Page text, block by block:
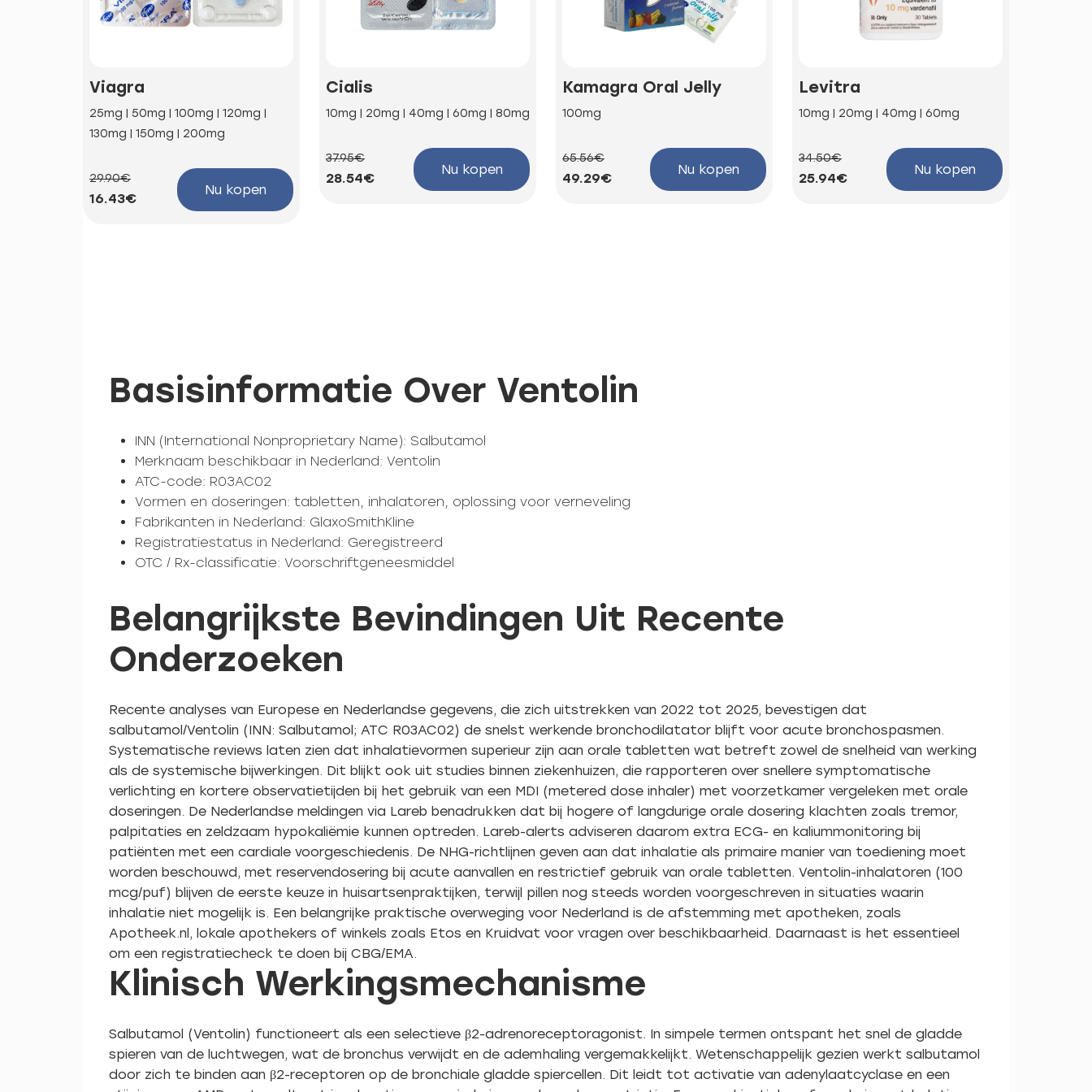
Viagra
25mg | 50mg | 100mg | 120mg |
130mg | 150mg | 200mg
29.90€
16.43€
Nu kopen
Cialis
10mg | 20mg | 40mg | 60mg | 80mg
37.95€
28.54€
Nu kopen
Kamagra Oral Jelly
100mg
65.56€
49.29€
Nu kopen
Levitra
10mg | 20mg | 40mg | 60mg
34.50€
25.94€
Nu kopen
Basisinformatie Over Ventolin
INN (International Nonproprietary Name): Salbutamol
Merknaam beschikbaar in Nederland: Ventolin
ATC-code: R03AC02
Vormen en doseringen: tabletten, inhalatoren, oplossing voor verneveling
Fabrikanten in Nederland: GlaxoSmithKline
Registratiestatus in Nederland: Geregistreerd
OTC / Rx-classificatie: Voorschriftgeneesmiddel
Belangrijkste Bevindingen Uit Recente
Onderzoeken
Recente analyses van Europese en Nederlandse gegevens, die zich uitstrekken van 2022 tot 2025, bevestigen dat
salbutamol/Ventolin (INN: Salbutamol; ATC R03AC02) de snelst werkende bronchodilatator blijft voor acute bronchospasmen.
Systematische reviews laten zien dat inhalatievormen superieur zijn aan orale tabletten wat betreft zowel de snelheid van werking
als de systemische bijwerkingen. Dit blijkt ook uit studies binnen ziekenhuizen, die rapporteren over snellere symptomatische
verlichting en kortere observatietijden bij het gebruik van een MDI (metered dose inhaler) met voorzetkamer vergeleken met orale
doseringen. De Nederlandse meldingen via Lareb benadrukken dat bij hogere of langdurige orale dosering klachten zoals tremor,
palpitaties en zeldzaam hypokaliëmie kunnen optreden. Lareb-alerts adviseren daarom extra ECG- en kaliummonitoring bij
patiënten met een cardiale voorgeschiedenis. De NHG-richtlijnen geven aan dat inhalatie als primaire manier van toediening moet
worden beschouwd, met reservendosering bij acute aanvallen en restrictief gebruik van orale tabletten. Ventolin-inhalatoren (100
mcg/puf) blijven de eerste keuze in huisartsenpraktijken, terwijl pillen nog steeds worden voorgeschreven in situaties waarin
inhalatie niet mogelijk is. Een belangrijke praktische overweging voor Nederland is de afstemming met apotheken, zoals
Apotheek.nl, lokale apothekers of winkels zoals Etos en Kruidvat voor vragen over beschikbaarheid. Daarnaast is het essentieel
om een registratiecheck te doen bij CBG/EMA.
Klinisch Werkingsmechanisme
Salbutamol (Ventolin) functioneert als een selectieve β2-adrenoreceptoragonist. In simpele termen ontspant het snel de gladde
spieren van de luchtwegen, wat de bronchus verwijdt en de ademhaling vergemakkelijkt. Wetenschappelijk gezien werkt salbutamol
door zich te binden aan β2-receptoren op de bronchiale gladde spiercellen. Dit leidt tot activatie van adenylaatcyclase en een